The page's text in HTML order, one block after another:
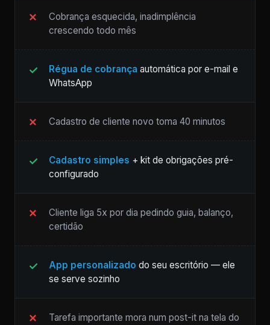
Cobrança esquecida, inadimplência
crescendo todo mês
Régua de cobrança automática por e-mail e
WhatsApp
Cadastro de cliente novo toma 40 minutos
Cadastro simples + kit de obrigações pré-
configurado
Cliente liga 5x por dia pedindo guia, balanço,
certidão
App personalizado do seu escritório — ele
se serve sozinho
Tarefa importante mora num post-it na tela do